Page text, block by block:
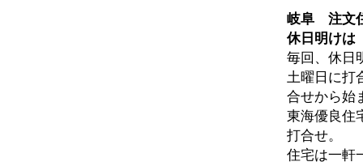
岐阜 注文
休日明けは
毎回、休日
土曜日に打
合せから始
東海優良住
打合せ。
住宅は一軒